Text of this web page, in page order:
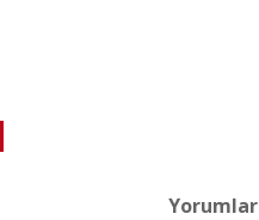
Yorumlar